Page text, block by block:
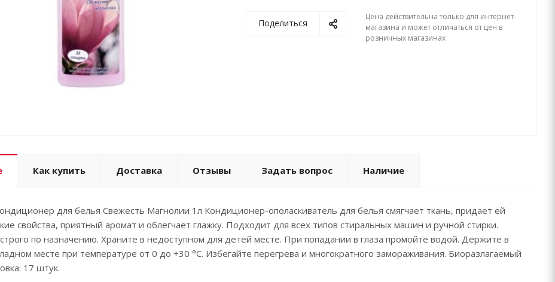
Поделиться
Цена действительна только для интернет-
магазина и может отличаться от цен в
розничных магазинах
Как купить Доставка Отзывы Задать вопрос Наличие
для белья Свежесть Магнолии 1л Кондиционер-ополаскиватель для белья смягчает ткань, придает ей
свойства, приятный аромат и облегчает глажку. Подходит для всех типов стиральных машин и ручной стирки.
по назначению. Храните в недоступном для детей месте. При попадании в глаза промойте водой. Держите в
месте при температуре от 0 до +30 °С. Избегайте перегрева и многократного замораживания. Биоразлагаемый
17 штук.